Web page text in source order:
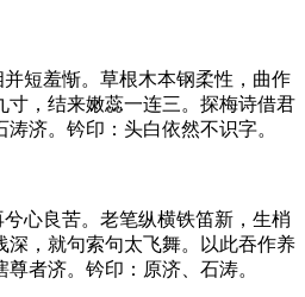
短羞惭。草根木本钢柔性，曲作
寸，结来嫩蕊一连三。探梅诗借君
济。钤印：头白依然不识字。
心良苦。老笔纵横铁笛新，生梢
深，就句索句太飞舞。以此吞作养
者济。钤印：原济、石涛。